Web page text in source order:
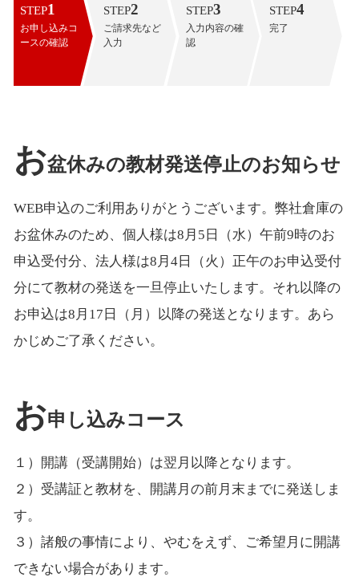
STEP1
お申し込みコ
ースの確認
STEP2
ご請求先など
入力
STEP3
入力内容の確
認
STEP4
完了
お盆休みの教材発送停止のお知らせ
WEB申込のご利用ありがとうございます。弊社倉庫の
お盆休みのため、個人様は8月5日（水）午前9時のお
申込受付分、法人様は8月4日（火）正午のお申込受付
分にて教材の発送を一旦停止いたします。それ以降の
お申込は8月17日（月）以降の発送となります。あら
かじめご了承ください。
お申し込みコース
１）開講（受講開始）は翌月以降となります。
２）受講証と教材を、開講月の前月末までに発送しま
す。
３）諸般の事情により、やむをえず、ご希望月に開講
できない場合があります。